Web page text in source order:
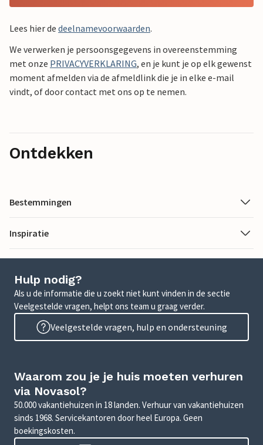
Lees hier de deelnamevoorwaarden.
We verwerken je persoonsgegevens in overeenstemming
met onze PRIVACYVERKLARING, en je kunt je op elk gewenst
moment afmelden via de afmeldlink die je in elke e-mail
vindt, of door contact met ons op te nemen.
Ontdekken
Bestemmingen
Inspiratie
Hulp nodig?
Als u de informatie die u zoekt niet kunt vinden in de sectie
Veelgestelde vragen, helpt ons team u graag verder.
Veelgestelde vragen, hulp en ondersteuning
Waarom zou je je huis moeten verhuren
via Novasol?
50.000 vakantiehuizen in 18 landen. Verhuur van vakantiehuizen
sinds 1968. Servicekantoren door heel Europa. Geen
boekingskosten.